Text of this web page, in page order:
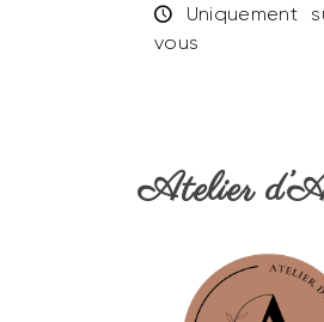
Uniquement
vous
Atelier